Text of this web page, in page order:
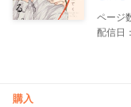
配信日
購入